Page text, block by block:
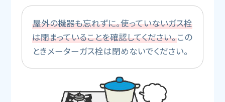
屋外の機器も忘れずに。使っていないガス栓
は閉まっていることを確認してください。この
ときメーターガス栓は閉めないでください。